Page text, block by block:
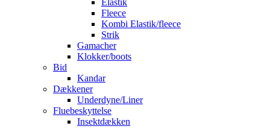
Elastik
Fleece
Kombi Elastik/fleece
Strik
Gamacher
Klokker/boots
Bid
Kandar
Dækkener
Underdyne/Liner
Fluebeskyttelse
Insektdækken